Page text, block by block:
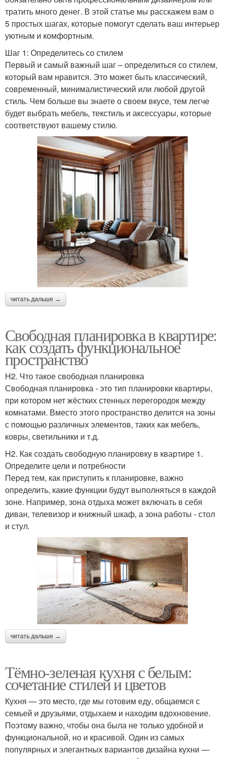
тратить много денег. В этой статье мы расскажем вам о
5 простых шагах, которые помогут сделать ваш интерьер
уютным и комфортным.
Шаг 1: Определитесь со стилем
Первый и самый важный шаг – определиться со стилем,
который вам нравится. Это может быть классический,
современный, минималистический или любой другой
стиль. Чем больше вы знаете о своем вкусе, тем легче
будет выбрать мебель, текстиль и аксессуары, которые
соответствуют вашему стилю.
читать дальше →
Свободная планировка в квартире:
как создать функциональное
пространство
H2. Что такое свободная планировка
Свободная планировка - это тип планировки квартиры,
при котором нет жёстких стенных перегородок между
комнатами. Вместо этого пространство делится на зоны
с помощью различных элементов, таких как мебель,
ковры, светильники и т.д.
H2. Как создать свободную планировку в квартире 1.
Определите цели и потребности
Перед тем, как приступить к планировке, важно
определить, какие функции будут выполняться в каждой
зоне. Например, зона отдыха может включать в себя
диван, телевизор и книжный шкаф, а зона работы - стол
и стул.
читать дальше →
Тёмно-зеленая кухня с белым:
сочетание стилей и цветов
Кухня — это место, где мы готовим еду, общаемся с
семьей и друзьями, отдыхаем и находим вдохновение.
Поэтому важно, чтобы она была не только удобной и
функциональной, но и красивой. Один из самых
популярных и элегантных вариантов дизайна кухни —